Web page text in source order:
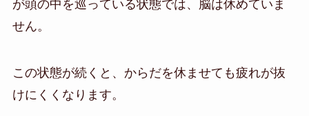
が頭の中を巡っている状態では、脳は休めていま
せん。
この状態が続くと、からだを休ませても疲れが抜
けにくくなります。